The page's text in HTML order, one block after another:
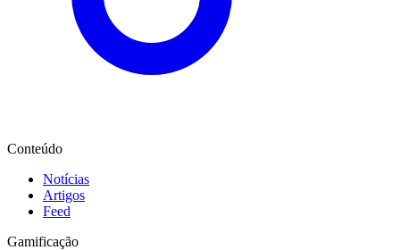
Conteúdo
Notícias
Artigos
Feed
Gamificação